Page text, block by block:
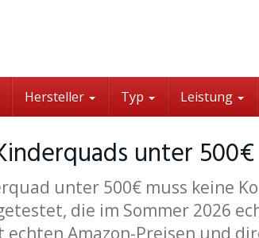
Hersteller Typ Leistung
unter
unter 500€ muss keine
die im Sommer 2026
echten Amazon-Preisen und